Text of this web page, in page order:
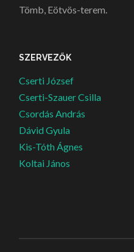
Tömb, Eötvös-terem.
SZERVEZŐK
Cserti József
Cserti-Szauer Csilla
Csordás András
Dávid Gyula
Kis-Tóth Ágnes
Koltai János